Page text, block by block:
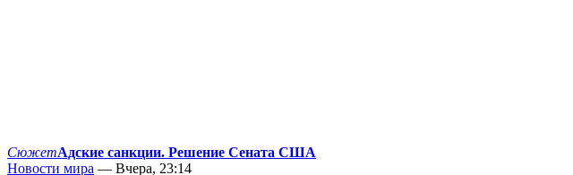
СюжетАдские санкции. Решение Сената США
Новости мира — Вчера, 23:14